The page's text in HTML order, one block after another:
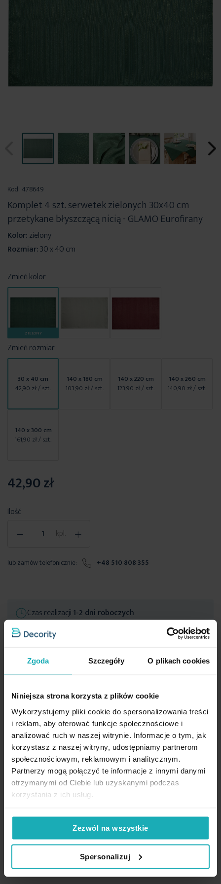
Zgoda Szczegóły O plikach cookies
Niniejsza strona korzysta z plików cookie
Wykorzystujemy pliki cookie do spersonalizowania treści
i reklam, aby oferować funkcje społecznościowe i
analizować ruch w naszej witrynie. Informacje o tym, jak
korzystasz z naszej witryny, udostępniamy partnerom
społecznościowym, reklamowym i analitycznym.
Partnerzy mogą połączyć te informacje z innymi danymi
otrzymanymi od Ciebie lub uzyskanymi podczas
korzystania z ich usług.
Zezwól na wszystkie
Spersonalizuj
początek
galerii
Kod: 478649
Komplet 4 szt. serwetek zielonych 30x40 cm
przetykane błyszczącą nicią - GLAMO Eurofirany
Kolor:zielony
Rozmiar:30 x 40 cm
Zmień kolor
ZIELONY
Zmień rozmiar
30 x 40 cm
42,90 zł/ szt.
140 x 180 cm
103,90 zł/ szt.
140 x 220 cm
123,90 zł/ szt.
140 x 260 cm
140,90 zł/ szt.
140 x 300 cm
161,90 zł/ szt.
Ilość
- kpl. +
42,90 zł
lub zamów telefonicznie: +48 510 808 355
Czas realizacji1-2 dni roboczych
Więcej
informacji
SKU
478649
Rozmiar (szer. x dł.)
30 x 40 cm
Szerokość
30 cm
Długość
40 cm
Rodzaj tkaniny
Wzór
jednokolorowe, ekskluzywny
185 g/m²
Opis
Komplet4 serwetek z kolekcji Glamoto szybki sposób, by
udekorować stół na każdą okazję.Ozdobny splot w prążki,
przetykany złotą, błyszczącą nicią, nadaje serwetkom
wyjątkowego charakteru i sprawia, że stół wygląda stylowo i
elegancko.
bieżnikiem z tej samej kolekcji, tworząc spójną dekorację stołu.
Komplet: 4 serwetki
Kolekcja: Glamo
High-contrast mode
Podobne produkty